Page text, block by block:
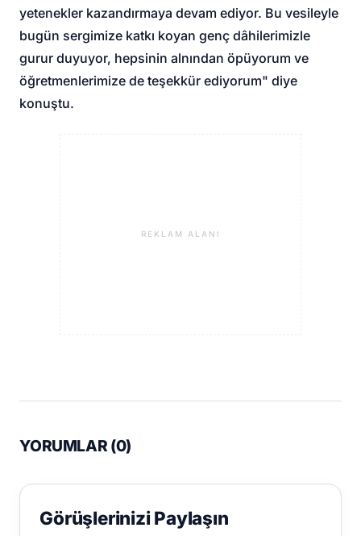
yetenekler kazandırmaya devam ediyor. Bu vesileyle
bugün sergimize katkı koyan genç dâhilerimizle
gurur duyuyor, hepsinin alnından öpüyorum ve
öğretmenlerimize de teşekkür ediyorum" diye
konuştu.
REKLAM ALANI
YORUMLAR (0)
Görüşlerinizi Paylaşın